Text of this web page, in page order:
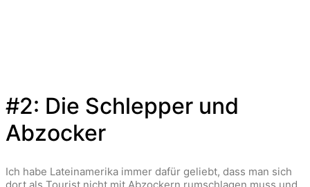
#2: Die Schlepper und
Abzocker
Ich habe Lateinamerika immer dafür geliebt, dass man sich